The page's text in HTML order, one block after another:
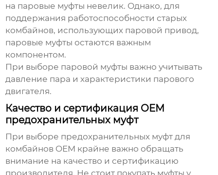
на паровые муфты невелик. Однако, для
поддержания работоспособности старых
комбайнов, использующих паровой привод,
паровые муфты остаются важным
компонентом.
При выборе паровой муфты важно учитывать
давление пара и характеристики парового
двигателя.
Качество и сертификация OEM
предохранительных муфт
При выборе предохранительных муфт для
комбайнов OEM крайне важно обращать
внимание на качество и сертификацию